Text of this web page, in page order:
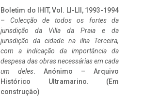
Boletim do IHIT, Vol. LI-LII, 1993-1994
– Colecção de todos os fortes da
jurisdição da Villa da Praia e da
jurisdição da cidade na ilha Terceira,
com a indicação da importância da
despesa das obras necessárias em cada
um deles. Anónimo – Arquivo
Histórico Ultramarino. (Em
construção)